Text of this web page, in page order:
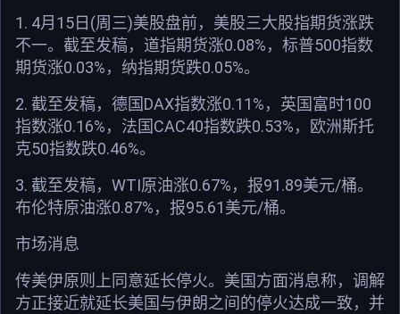
1. 4月15日(周三)美股盘前，美股三大股指期货涨跌
不一。截至发稿，道指期货涨0.08%，标普500指数
期货涨0.03%，纳指期货跌0.05%。
2. 截至发稿，德国DAX指数涨0.11%，英国富时100
指数涨0.16%，法国CAC40指数跌0.53%，欧洲斯托
克50指数跌0.46%。
3. 截至发稿，WTI原油涨0.67%，报91.89美元/桶。
布伦特原油涨0.87%，报95.61美元/桶。
市场消息
传美伊原则上同意延长停火。美国方面消息称，调解
方正接近就延长美国与伊朗之间的停火达成一致，并